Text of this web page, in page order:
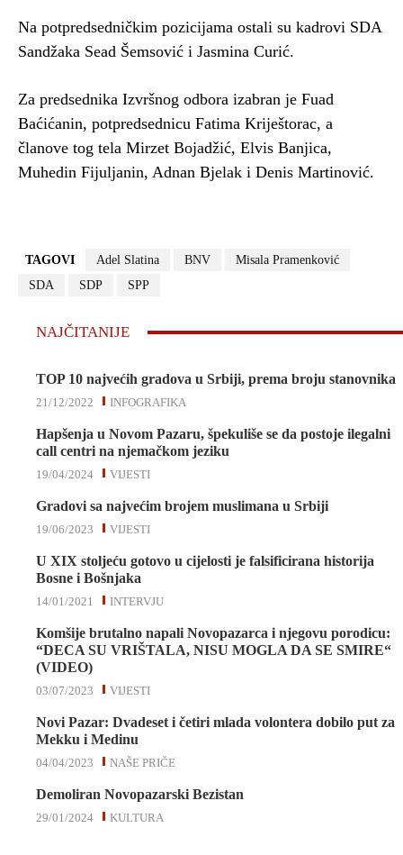
Na potpredsedničkim pozicijama ostali su kadrovi SDA
Sandžaka Sead Šemsović i Jasmina Curić.
Za predsednika Izvršnog odbora izabran je Fuad
Baćićanin, potpredsednicu Fatima Kriještorac, a
članove tog tela Mirzet Bojadžić, Elvis Banjica,
Muhedin Fijuljanin, Adnan Bjelak i Denis Martinović.
TAGOVI Adel Slatina BNV
Misala Pramenković
SDA
SDP SPP
NAJČITANIJE
TOP 10 najvećih gradova u Srbiji, prema broju stanovnika
INFOGRAFIKA
21/12/2022
Hapšenja u Novom Pazaru, špekuliše se da postoje ilegalni
call centri na njemačkom jeziku
VIJESTI
19/04/2024
Gradovi sa najvećim brojem muslimana u Srbiji
VIJESTI
19/06/2023
U XIX stoljeću gotovo u cijelosti je falsificirana historija
Bosne i Bošnjaka
INTERVJU
14/01/2021
Komšije brutalno napali Novopazarca i njegovu porodicu:
“DECA SU VRIŠTALA, NISU MOGLA DA SE SMIRE“
(VIDEO)
VIJESTI
03/07/2023
Novi Pazar: Dvadeset i četiri mlada volontera dobilo put za
Mekku i Medinu
NAŠE PRIČE
04/04/2023
Demoliran Novopazarski Bezistan
KULTURA
29/01/2024